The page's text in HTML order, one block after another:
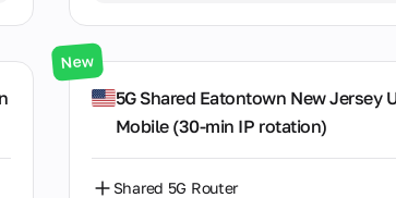
30天 / ∞ GB / $50.00
5G Shared Eatontown New Jersey
Mobile (30‑min IP rotation)
New
Shared 5G Router